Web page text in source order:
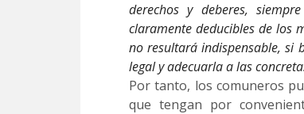
derechos y deberes,
claramente deducibles de los
no resultará indispensable, si
legal y adecuarla a las
Por tanto, los comuneros
que tengan por